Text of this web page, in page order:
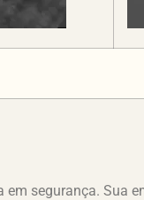
em segurança. Sua